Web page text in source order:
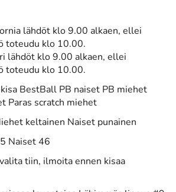
lähdöt klo 9.00 alkaen, ellei
toteudu klo 10.00.
lähdöt klo 9.00 alkaen, ellei
toteudu klo 10.00.
BestBall PB naiset PB miehet
Paras scratch miehet
keltainen Naiset punainen
Naiset 46
tiin, ilmoita ennen kisaa